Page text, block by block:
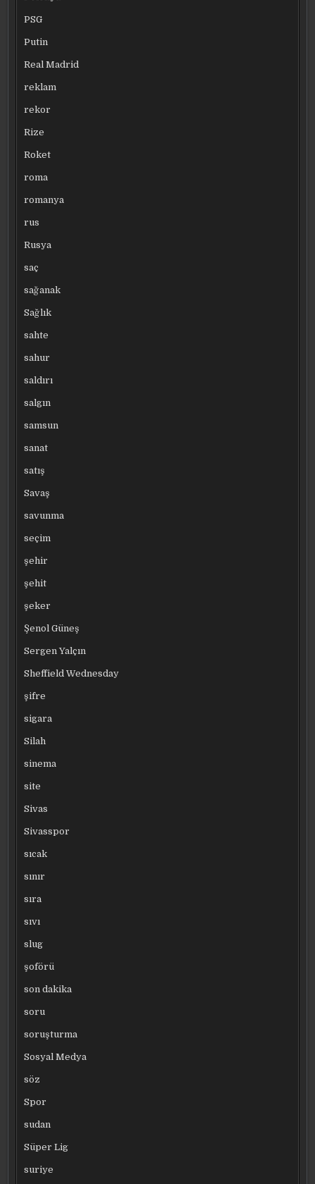
PSG
Putin
Real Madrid
reklam
rekor
Rize
Roket
roma
romanya
rus
Rusya
saç
sağanak
Sağlık
sahte
sahur
saldırı
salgın
samsun
sanat
satış
Savaş
savunma
seçim
şehir
şehit
şeker
Şenol Güneş
Sergen Yalçın
Sheffield Wednesday
şifre
sigara
Silah
sinema
site
Sivas
Sivasspor
sıcak
sınır
sıra
sıvı
slug
şoförü
son dakika
soru
soruşturma
Sosyal Medya
söz
Spor
sudan
Süper Lig
suriye